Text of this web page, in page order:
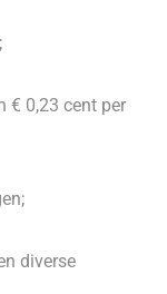
€ 0,23 cent per
diverse